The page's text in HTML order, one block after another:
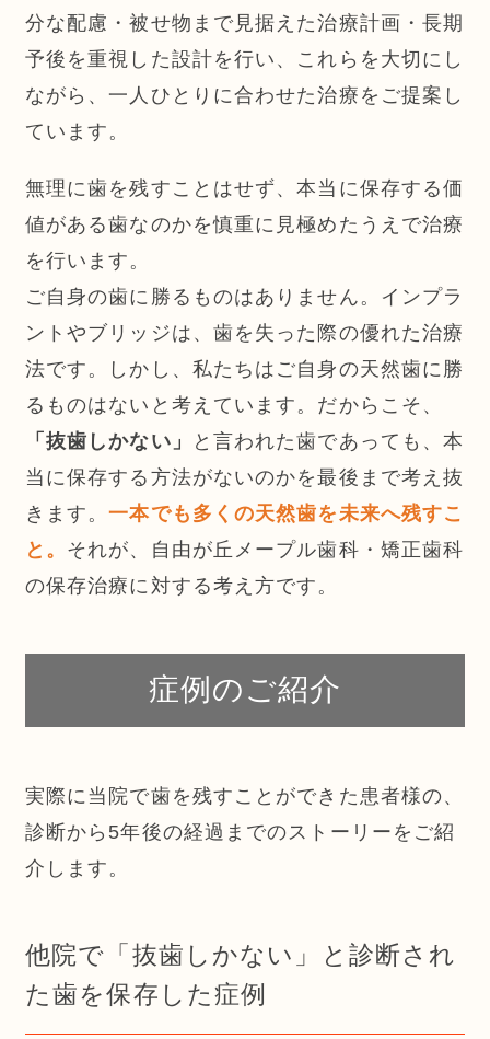
分な配慮・被せ物まで見据えた治療計画・長期
予後を重視した設計を行い、これらを大切にし
ながら、一人ひとりに合わせた治療をご提案し
ています。
無理に歯を残すことはせず、本当に保存する価
値がある歯なのかを慎重に見極めたうえで治療
を行います。
ご自身の歯に勝るものはありません。インプラ
ントやブリッジは、歯を失った際の優れた治療
法です。しかし、私たちはご自身の天然歯に勝
るものはないと考えています。だからこそ、
「抜歯しかない」
と言われた歯であっても、本
当に保存する方法がないのかを最後まで考え抜
きます。一本でも多くの天然歯を未来へ残すこ
と。 それが、自由が丘メープル歯科・矯正歯科
の保存治療に対する考え方です。
症例のご紹介
実際に当院で歯を残すことができた患者様の、
診断から5年後の経過までのストーリーをご紹
介します。
他院で「抜歯しかない」と診断され
た歯を保存した症例